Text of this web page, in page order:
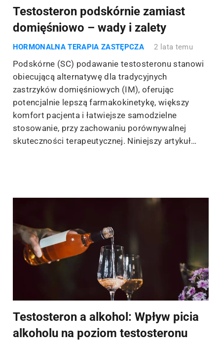
Testosteron podskórnie zamiast
domięśniowo – wady i zalety
HORMONALNA TERAPIA ZASTĘPCZA 2 lata temu
Podskórne (SC) podawanie testosteronu stanowi
obiecującą alternatywę dla tradycyjnych
zastrzyków domięśniowych (IM), oferując
potencjalnie lepszą farmakokinetykę, większy
komfort pacjenta i łatwiejsze samodzielne
stosowanie, przy zachowaniu porównywalnej
skuteczności terapeutycznej. Niniejszy artykuł…
Testosteron a alkohol: Wpływ picia
alkoholu na poziom testosteronu